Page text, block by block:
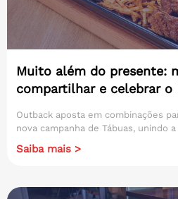
Muito além do presente:
compartilhar e celebrar o
Outback aposta em combinações
nova campanha de Tábuas, unindo
Saiba mais >